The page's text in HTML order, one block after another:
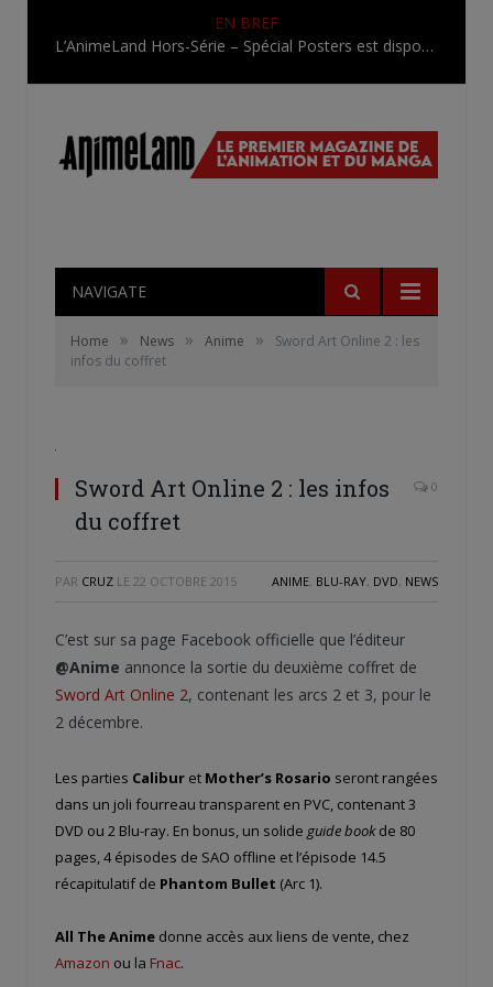
EN BREF
L’AnimeLand Hors-Série – Spécial Posters est disponible !
NAVIGATE
Home » News » Anime »
Sword Art Online 2 : les
infos du coffret
Sword Art Online 2 : les infos
du coffret
0
PAR CRUZ LE 22 OCTOBRE 2015 ANIME, BLU-RAY, DVD, NEWS
C’est sur sa page Facebook officielle que l’éditeur
@Anime annonce la sortie du deuxième coffret de
Sword Art Online 2, contenant les arcs 2 et 3, pour le
2 décembre.
Les parties Calibur et Mother’s Rosario seront rangées
dans un joli fourreau transparent en PVC, contenant 3
DVD ou 2 Blu-ray. En bonus, un solide guide bookde 80
pages, 4 épisodes de SAO offline et l’épisode 14.5
récapitulatif de Phantom Bullet (Arc 1).
All The Anime donne accès aux liens de vente, chez
Amazon ou la Fnac.